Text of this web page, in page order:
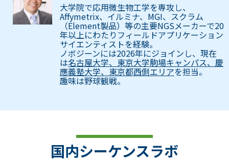
大学院で応用微生物工学を専攻し、
Affymetrix、イルミナ、MGI、スクラム
（Element製品）等の主要NGSメーカーで20
年以上にわたりフィールドアプリケーション
サイエンティストを経験。
ノボジーンには2026年にジョインし、現在
は名古屋大学、東京大学駒場キャンパス、慶
應義塾大学、東京都西側エリアを担当。
趣味は野球観戦。
国内シーケンスラボ